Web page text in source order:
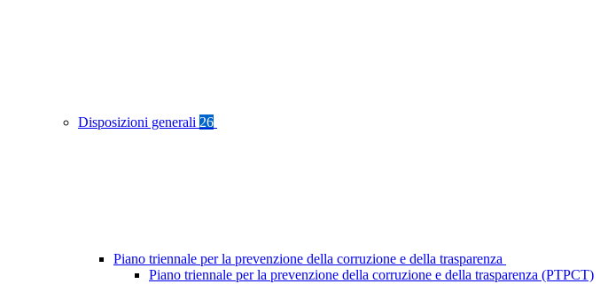
Disposizioni generali 26
Piano triennale per la prevenzione della corruzione e della trasparenza
Piano triennale per la prevenzione della corruzione e della trasparenza (PTPCT)